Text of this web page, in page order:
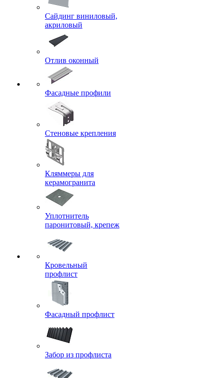
Сайдинг виниловый,
акриловый
Отлив оконный
Фасадные профили
Стеновые крепления
Кляммеры для
керамогранита
Уплотнитель
паронитовый, крепеж
Кровельный
профлист
Фасадный профлист
Забор из профлиста